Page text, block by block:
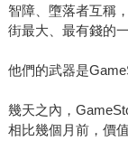
智障、墮落者互稱
街最大、最有錢的一
他們的武器是
幾天之內，
相比幾個月前，價